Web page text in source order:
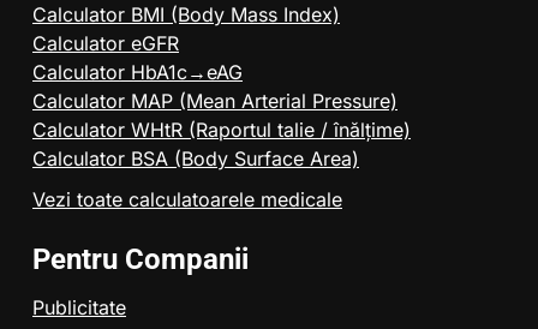
Calculator BMI (Body Mass Index)
Calculator eGFR
Calculator HbA1c→eAG
Calculator MAP (Mean Arterial Pressure)
Calculator WHtR (Raportul talie / înălțime)
Calculator BSA (Body Surface Area)
Vezi toate calculatoarele medicale
Pentru Companii
Publicitate